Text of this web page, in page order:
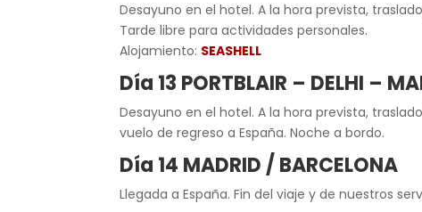
Desayuno en el hotel. A la hora prevista,
Tarde libre para actividades personales.
Alojamiento: SEASHELL
Día 13 PORTBLAIR – DELHI –
Desayuno en el hotel. A la hora prevista,
vuelo de regreso a España. Noche a bordo.
Día 14 MADRID / BARCELONA
Llegada a España. Fin del viaje y de nuestros